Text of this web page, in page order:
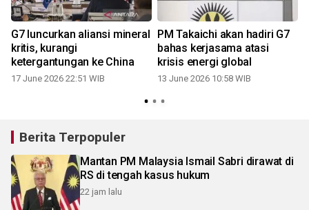
G7 luncurkan aliansi mineral
kritis, kurangi
ketergantungan ke China
17 June 2026 22:51 WIB
PM Takaichi akan hadiri G7
bahas kerjasama atasi
krisis energi global
13 June 2026 10:58 WIB
Berita Terpopuler
Mantan PM Malaysia Ismail Sabri dirawat di
RS di tengah kasus hukum
22 jam lalu